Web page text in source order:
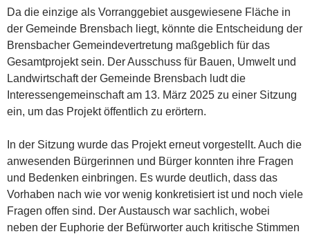
Da die einzige als Vorranggebiet ausgewiesene Fläche in
der Gemeinde Brensbach liegt, könnte die Entscheidung der
Brensbacher Gemeindevertretung maßgeblich für das
Gesamtprojekt sein. Der Ausschuss für Bauen, Umwelt und
Landwirtschaft der Gemeinde Brensbach ludt die
Interessengemeinschaft am 13. März 2025 zu einer Sitzung
ein, um das Projekt öffentlich zu erörtern.
In der Sitzung wurde das Projekt erneut vorgestellt. Auch die
anwesenden Bürgerinnen und Bürger konnten ihre Fragen
und Bedenken einbringen. Es wurde deutlich, dass das
Vorhaben nach wie vor wenig konkretisiert ist und noch viele
Fragen offen sind. Der Austausch war sachlich, wobei
neben der Euphorie der Befürworter auch kritische Stimmen